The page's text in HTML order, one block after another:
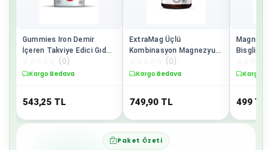
Gummies Iron Demir
İçeren Takviye Edici Gıda
60 Çiğnenebilir Jel Form
(0)
Kargo Bedava
543,25 TL
ExtraMag Üçlü
Kombinasyon Magnezyum
200 mg Takviye Edici Gıda
60 Tablet
(0)
Kargo Bedava
749,90 TL
Vitamini
Kargo
499 TL
Paket Özeti